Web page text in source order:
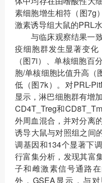
素细胞增生相符（图7g
激素诱导组大鼠的PRL
与临床观察结果一
疫细胞群发生显著变
（图7i）、单核细胞百
胞/单核细胞比值升高（
低（图7k）。对PRL-
显示，淋巴细胞群有增
CD4T_Treg和
外周血混合，并对分离
诱导大鼠与对照组之间
调基因和134个显著下
行富集分析，发现其富
子和雌激素信号通路
外，GSEA显示，与